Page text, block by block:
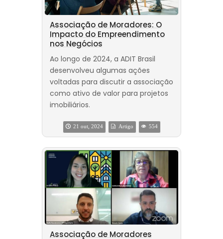
Associação de Moradores: O
Impacto do Empreendimento
nos Negócios
Ao longo de 2024, a ADIT Brasil
desenvolveu algumas ações
voltadas para discutir a associação
como ativo de valor para projetos
imobiliários.
21 out, 2024 Artigo 554
Associação de Moradores